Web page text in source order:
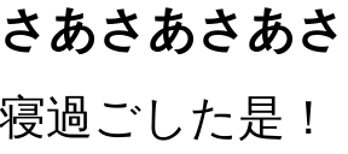
あさあさあさ
過ごした是！